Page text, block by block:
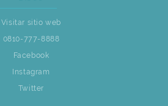
Visitar sitio web
0810-777-8888
Facebook
Instagram
Twitter